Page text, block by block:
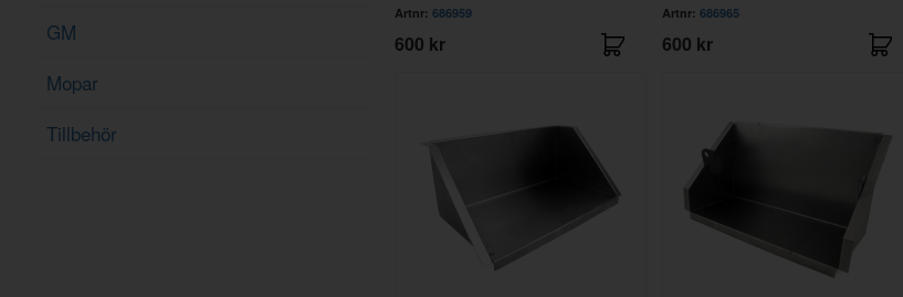
GM
Mopar
Tillbehör
Artnr: 686959
600 kr
Artnr: 686965
600 kr